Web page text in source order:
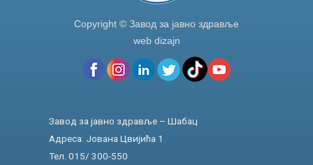
Copyright © Завод за јавно здравље
web dizajn
Завод за јавно здравље – Шабац
Адреса: Јована Цвијића 1
Тел. 015/ 300-550